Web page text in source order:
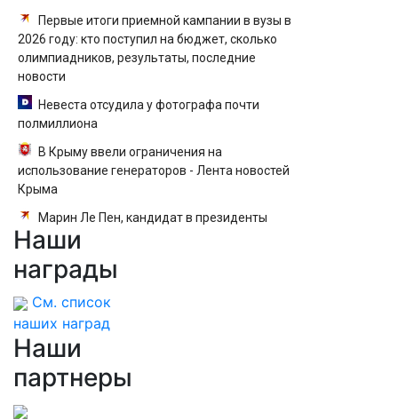
Первые итоги приемной кампании в вузы в
2026 году: кто поступил на бюджет, сколько
олимпиадников, результаты, последние
новости
Невеста отсудила у фотографа почти
полмиллиона
В Крыму ввели ограничения на
использование генераторов - Лента новостей
Крыма
Марин Ле Пен, кандидат в президенты
Франции: биография, личная жизнь, как
выборы президента Франции 2027, последние
Наши
награды
См. список
наших наград
Наши
партнеры